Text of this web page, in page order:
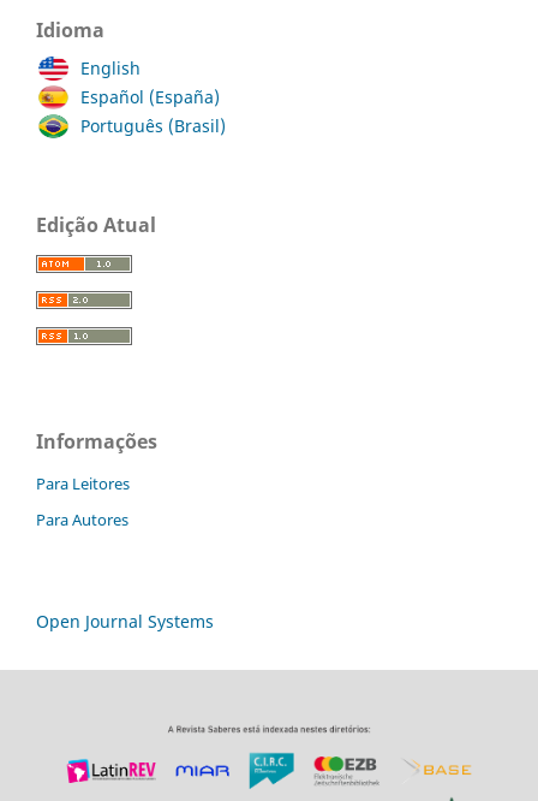
Idioma
English
Español (España)
Português (Brasil)
Edição Atual
Informações
Para Leitores
Para Autores
Open Journal Systems